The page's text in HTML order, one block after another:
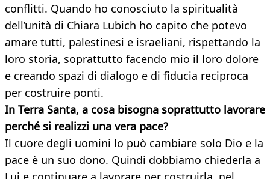
conflitti. Quando ho conosciuto la spiritualità
dell’unità di Chiara Lubich ho capito che potevo
amare tutti, palestinesi e israeliani, rispettando la
loro storia, soprattutto facendo mio il loro dolore
e creando spazi di dialogo e di fiducia reciproca
per costruire ponti.
In Terra Santa, a cosa bisogna soprattutto lavorare
perché si realizzi una vera pace?
Il cuore degli uomini lo può cambiare solo Dio e la
pace è un suo dono. Quindi dobbiamo chiederla a